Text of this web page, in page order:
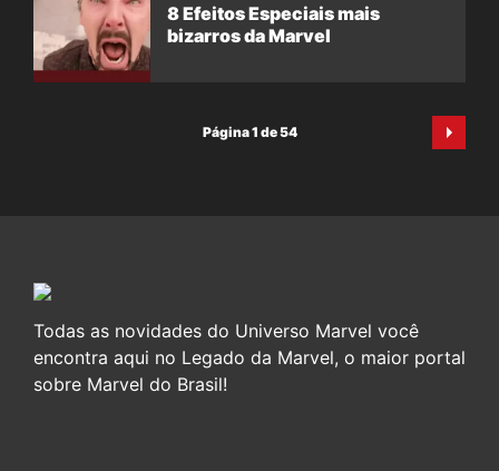
8 Efeitos Especiais mais
bizarros da Marvel
Página 1 de 54
Todas as novidades do Universo Marvel você
encontra aqui no Legado da Marvel, o maior portal
sobre Marvel do Brasil!